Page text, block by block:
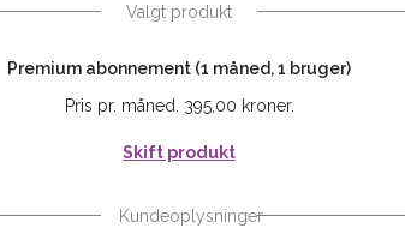
Valgt produkt
Premium abonnement (1 måned, 1 bruger)
Pris pr. måned. 395,00 kroner.
Skift produkt
Kundeoplysninger